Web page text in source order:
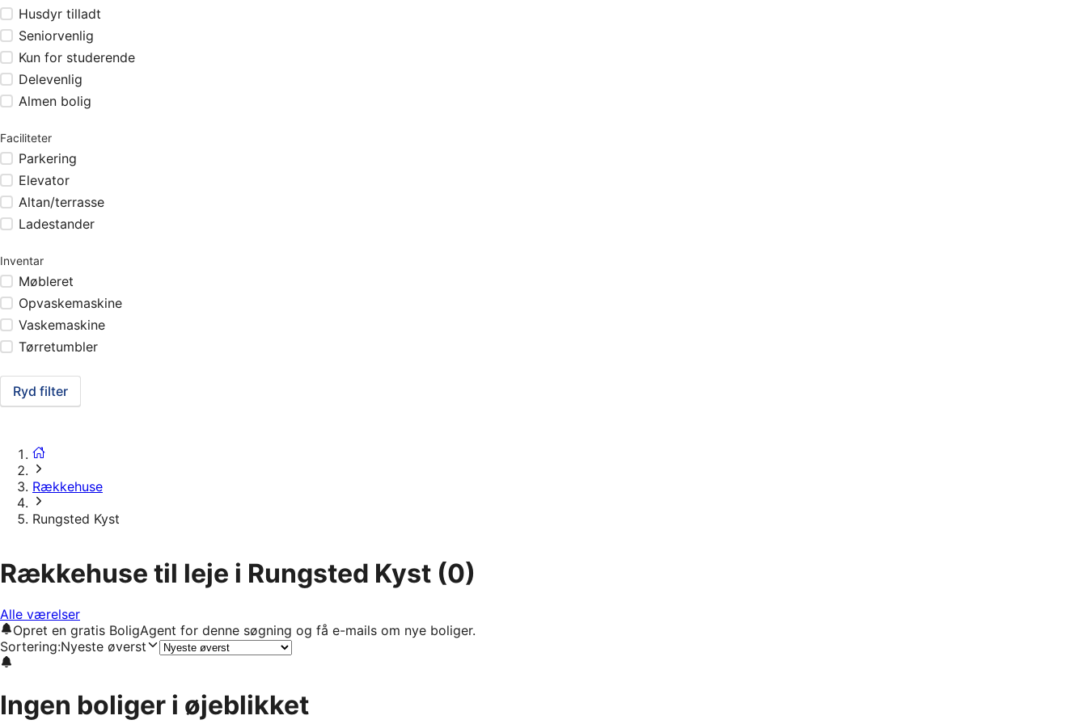
Husdyr tilladt
Seniorvenlig
Kun for studerende
Delevenlig
Almen bolig
Faciliteter
Parkering
Elevator
Altan/terrasse
Ladestander
Inventar
Møbleret
Opvaskemaskine
Vaskemaskine
Tørretumbler
Ryd filter
Rækkehuse
Rungsted Kyst
Rækkehuse til leje i Rungsted Kyst (0)
Alle værelser
Opret en gratis BoligAgent for denne søgning og få e-mails om nye boliger.
Sortering:Nyeste øverst
Ingen boliger i øjeblikket